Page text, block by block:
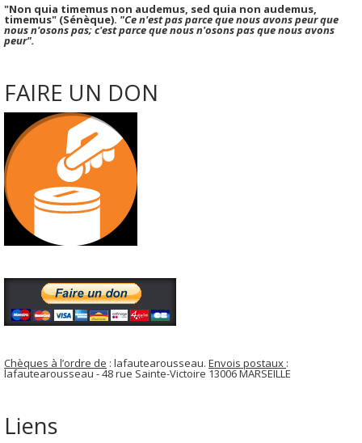
"Non quia timemus non audemus, sed quia non audemus,
timemus" (Sénèque). "Ce n'est pas parce que nous avons peur que
nous n'osons pas; c'est parce que nous n'osons pas que nous avons
peur".
FAIRE UN DON
Chèques à l’ordre de : lafautearousseau. Envois postaux :
lafautearousseau - 48 rue Sainte-Victoire 13006 MARSEILLE
Liens